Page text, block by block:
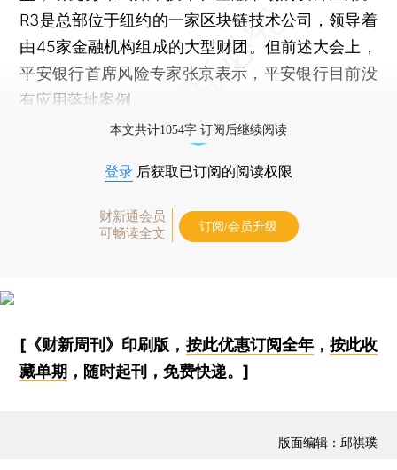
R3是总部位于纽约的一家区块链技术公司，领导着
由45家金融机构组成的大型财团。但前述大会上，
平安银行首席风险专家张京表示，平安银行目前没
有应用落地案例。
本文共计1054字 订阅后继续阅读
登录 后获取已订阅的阅读权限
财新通会员
可畅读全文
订阅/会员升级
[《财新周刊》印刷版， 按此优惠订阅全年， 按此收
藏单期 ，随时起刊，免费快递。]
版面编辑：邱祺璞